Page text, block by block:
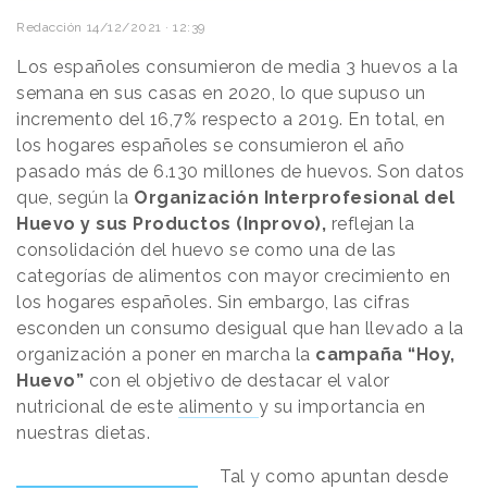
Redacción 14/12/2021 · 12:39
Los españoles consumieron de media 3 huevos a la
semana en sus casas en 2020, lo que supuso un
incremento del 16,7% respecto a 2019. En total, en
los hogares españoles se consumieron el año
pasado más de 6.130 millones de huevos. Son datos
que, según la Organización Interprofesional del
Huevo y sus Productos (Inprovo), reflejan la
consolidación del huevo se como una de las
categorías de alimentos con mayor crecimiento en
los hogares españoles. Sin embargo, las cifras
esconden un consumo desigual que han llevado a la
organización a poner en marcha la campaña “Hoy,
Huevo” con el objetivo de destacar el valor
nutricional de este alimento y su importancia en
nuestras dietas.
Tal y como apuntan desde